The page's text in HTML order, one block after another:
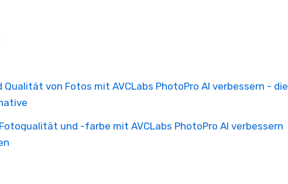
Qualität von Fotos mit AVCLabs PhotoPro AI verbessern - die
und -farbe mit AVCLabs PhotoPro AI verbessern